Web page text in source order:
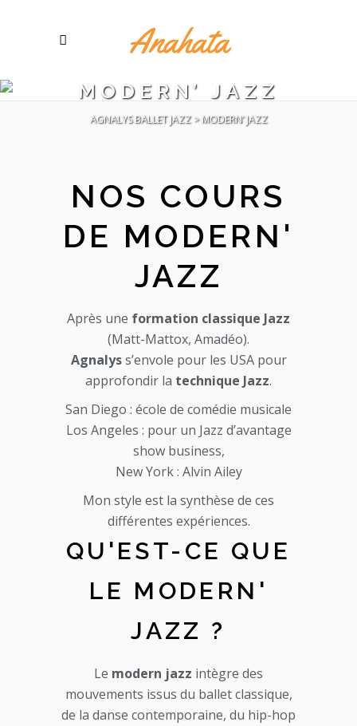
MODERN’ JAZZ
AGNALYS BALLET JAZZ> MODERN’ JAZZ
NOS COURS
DE MODERN'
JAZZ
Après une formation classique Jazz
(Matt-Mattox, Amadéo).
Agnalyss’envole pour les USA pour
approfondir la technique Jazz.
San Diego : école de comédie musicale
Los Angeles : pour un Jazz d’avantage
show business,
New York : Alvin Ailey
Mon style est la synthèse de ces
différentes expériences.
QU'EST-CE QUE
LE MODERN'
JAZZ ?
Le modern jazz intègre des
mouvements issus du ballet classique,
de la danse contemporaine, du hip-hop